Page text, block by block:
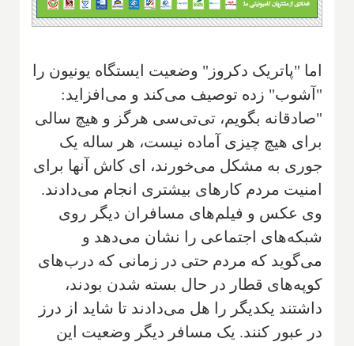
اما "پاتریک دکروز" وضعیت ایستگاه یونیون را
"آشوب" زده توصیف می‌کند و می‌افزاید:
"صادقانه بگویم، تی‌تی‌سی هرگز و هیچ سالی
برای هیچ چیزی آماده نیست، هر ساله یک
جوری به مشکل می‌خورند، ای کاش آنها برای
امنیت مردم کارهای بیشتری انجام می‌دادند.
وی عکس و فیلم‌های مسافران دیگر روی
شبکه‌های اجتماعی را نشان می‌دهد و
می‌گوید که مردم حتی در زمانی که درب‌های
کوپه‌های قطار در حال بسته شدن بودند،
داشتند یکدیگر را هل می‌دادند تا شاید از درز
در عبور کنند. یک مسافر دیگر وضعیت این